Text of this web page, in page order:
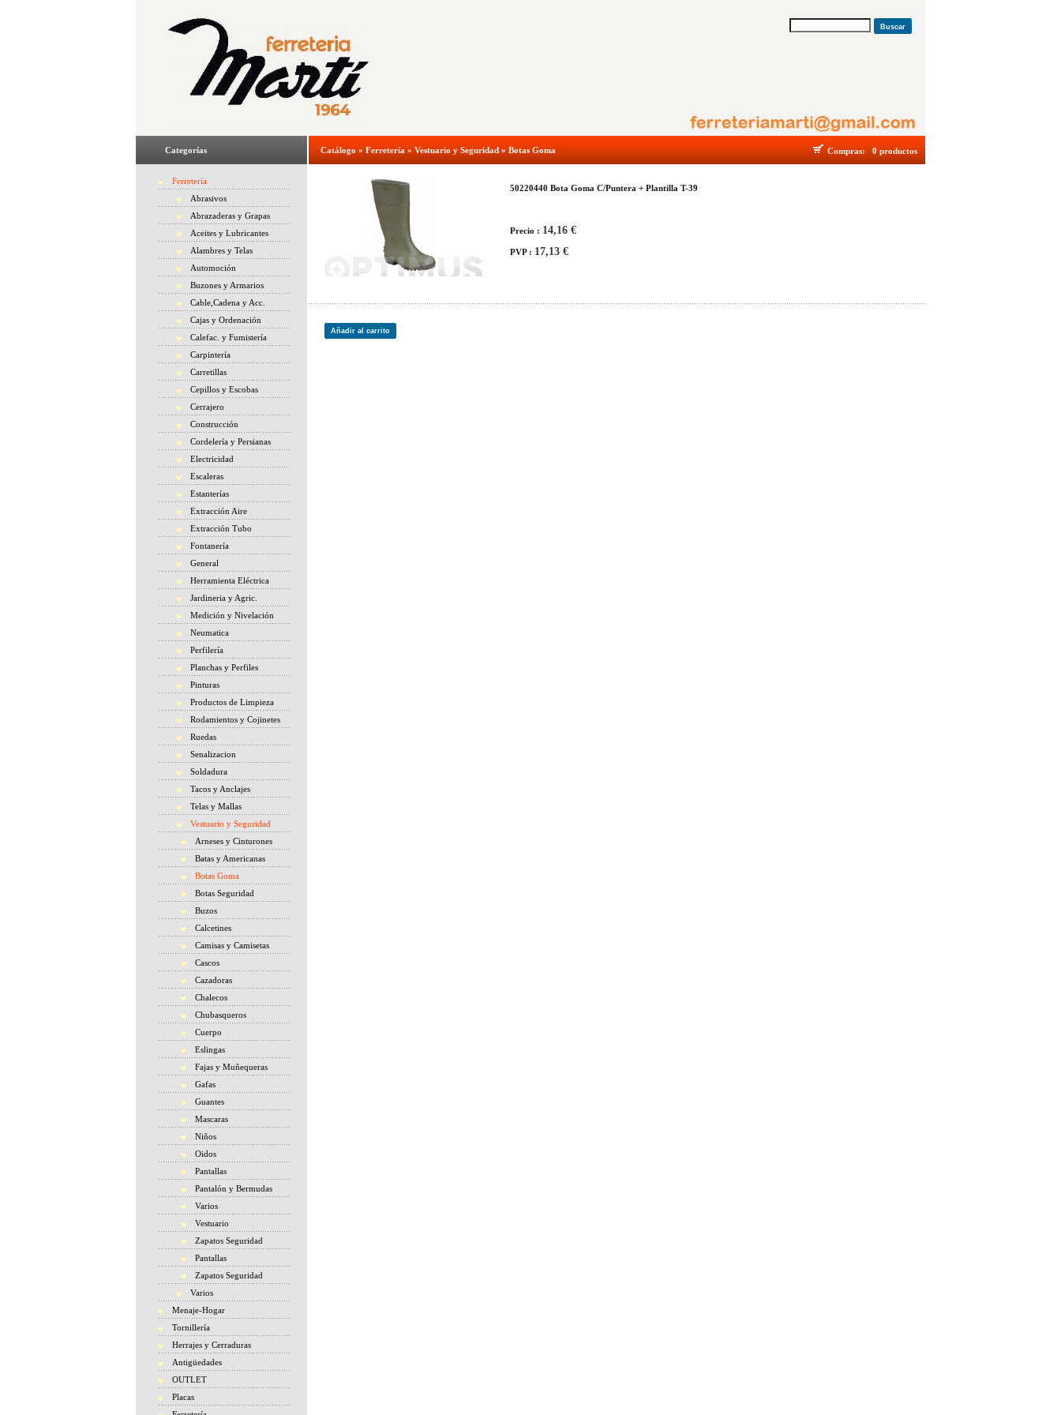
Buscar
Categorías
Ferretería
Abrasivos
Abrazaderas y Grapas
Aceites y Lubricantes
Alambres y Telas
Automoción
Buzones y Armarios
Cable,Cadena y Acc.
Cajas y Ordenación
Calefac. y Fumistería
Carpintería
Carretillas
Cepillos y Escobas
Cerrajero
Construcción
Cordelería y Persianas
Electricidad
Escaleras
Estanterías
Extracción Aire
Extracción Tubo
Fontanería
General
Herramienta Eléctrica
Jardineria y Agric.
Medición y Nivelación
Neumatica
Perfilería
Planchas y Perfiles
Pinturas
Productos de Limpieza
Rodamientos y Cojinetes
Ruedas
Senalizacion
Soldadura
Tacos y Anclajes
Telas y Mallas
Vestuario y Seguridad
Arneses y Cinturones
Batas y Americanas
Botas Goma
Botas Seguridad
Buzos
Calcetines
Camisas y Camisetas
Cascos
Cazadoras
Chalecos
Chubasqueros
Cuerpo
Eslingas
Fajas y Muñequeras
Gafas
Guantes
Mascaras
Niños
Oidos
Pantallas
Pantalón y Bermudas
Varios
Vestuario
Zapatos Seguridad
Pantallas
Zapatos Seguridad
Varios
Menaje-Hogar
Tornillería
Herrajes y Cerraduras
Antigüedades
OUTLET
Placas
Catálogo » Ferretería » Vestuario y Seguridad » Botas Goma Compras: 0 productos
50220440 Bota Goma C/Puntera + Plantilla T-39
Precio : 14,16 €
PVP : 17,13 €
Añadir al carrito